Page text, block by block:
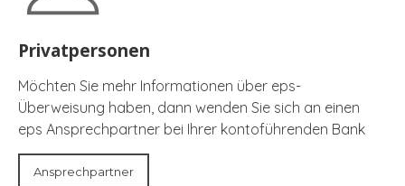
Privatpersonen
Möchten Sie mehr Informationen über eps-
Überweisung haben, dann wenden Sie sich an einen
eps Ansprechpartner bei Ihrer kontoführenden Bank
Ansprechpartner